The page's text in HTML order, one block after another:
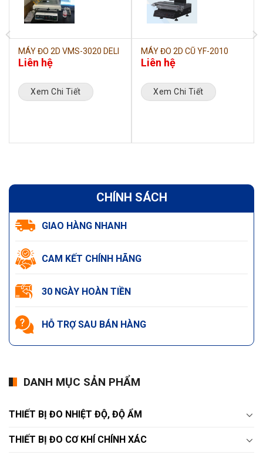
MÁY ĐO 2D VMS-3020 DELI
Liên hệ
Xem Chi Tiết
MÁY ĐO 2D CŨ YF-2010
Liên hệ
Xem Chi Tiết
CHÍNH SÁCH
GIAO HÀNG NHANH
CAM KẾT CHÍNH HÃNG
30 NGÀY HOÀN TIỀN
HỖ TRỢ SAU BÁN HÀNG
DANH MỤC SẢN PHẨM
THIẾT BỊ ĐO NHIỆT ĐỘ, ĐỘ ẨM
THIẾT BỊ ĐO CƠ KHÍ CHÍNH XÁC